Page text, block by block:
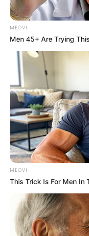
MEDVI
Men 45+ Are Trying
MEDVI
This Trick Is For Men In